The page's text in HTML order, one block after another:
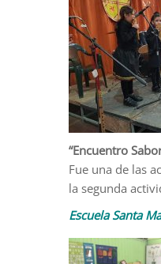
“Encuentro
Fue una de las
la segunda
Escuela Santa